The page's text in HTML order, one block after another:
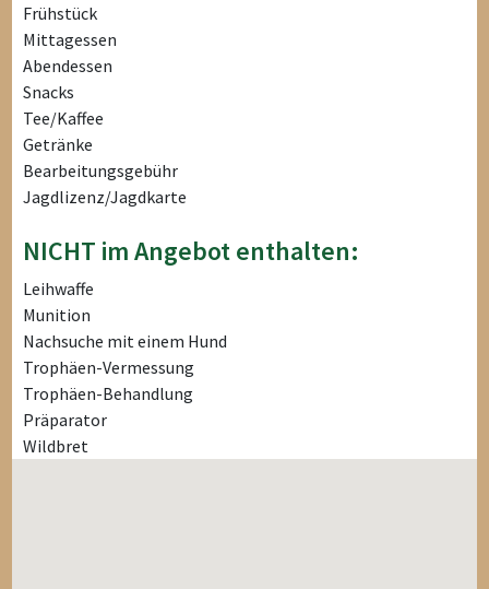
Frühstück
Mittagessen
Abendessen
Snacks
Tee/Kaffee
Getränke
Bearbeitungsgebühr
Jagdlizenz/Jagdkarte
NICHT im Angebot enthalten:
Leihwaffe
Munition
Nachsuche mit einem Hund
Trophäen-Vermessung
Trophäen-Behandlung
Präparator
Wildbret